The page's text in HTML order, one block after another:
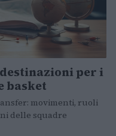
per i
basket
movimenti, ruoli
delle squadre